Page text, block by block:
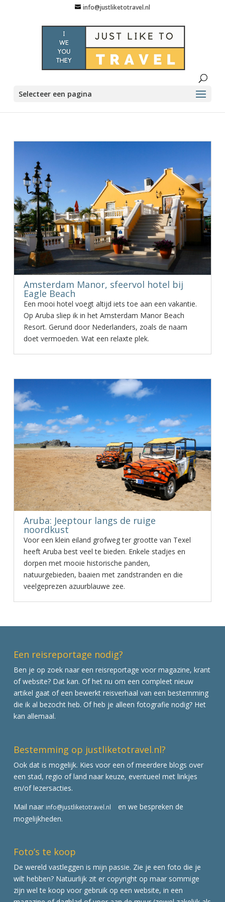
info@justliketotravel.nl
Selecteer een pagina
Amsterdam Manor, sfeervol hotel bij
Eagle Beach
Een mooi hotel voegt altijd iets toe aan een vakantie.
Op Aruba sliep ik in het Amsterdam Manor Beach
Resort. Gerund door Nederlanders, zoals de naam
doet vermoeden. Wat een relaxte plek.
Aruba: Jeeptour langs de ruige
noordkust
Voor een klein eiland grofweg ter grootte van Texel
heeft Aruba best veel te bieden. Enkele stadjes en
dorpen met mooie historische panden,
natuurgebieden, baaien met zandstranden en die
veelgeprezen azuurblauwe zee.
Een reisreportage nodig?
Ben je op zoek naar een reisreportage voor magazine, krant
of website? Dat kan. Of het nu om een compleet nieuw
artikel gaat of een bewerkt reisverhaal van een bestemming
die ik al bezocht heb. Of heb je alleen fotografie nodig? Het
kan allemaal.
Bestemming op justliketotravel.nl?
Ook dat is mogelijk. Kies voor een of meerdere blogs over
een stad, regio of land naar keuze, eventueel met linkjes
en/of lezersacties.
Mail naar info@justliketotravel.nl
en we bespreken de
mogelijkheden.
Foto’s te koop
De wereld vastleggen is mijn passie. Zie je een foto die je
wilt hebben? Natuurlijk zit er copyright op maar sommige
zijn wel te koop voor gebruik op een website, in een